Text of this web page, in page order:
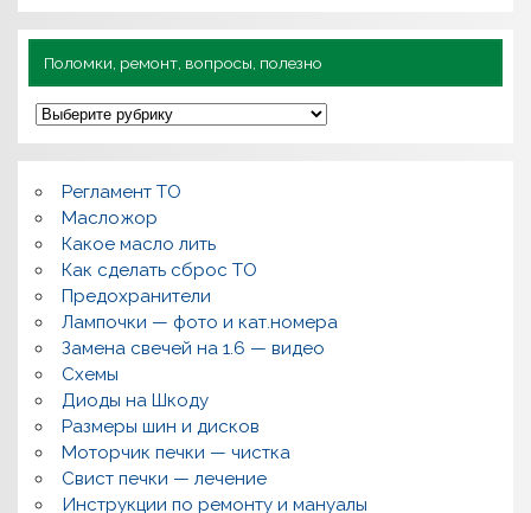
Поломки, ремонт, вопросы, полезно
П
о
л
о
к
и
,
р
е
м
о
н
т
,
в
о
р
о
ы
,
Регламент ТО
Масложор
Какое масло лить
Как сделать сброс ТО
Предохранители
Лампочки — фото и кат.номера
Замена свечей на 1.6 — видео
Схемы
Диоды на Шкоду
Размеры шин и дисков
Моторчик печки — чистка
Свист печки — лечение
Инструкции по ремонту и мануалы